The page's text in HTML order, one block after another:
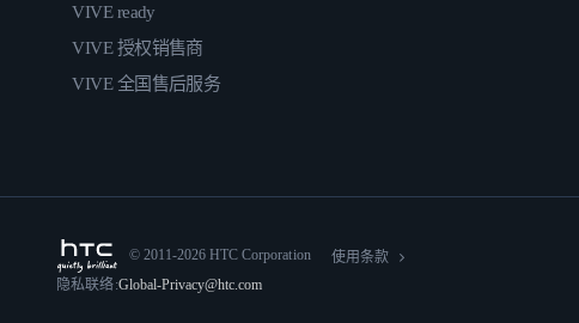
VIVE ready
VIVE 授权销售商
VIVE 全国售后服务
© 2011-2026 HTC Corporation
使用条款
隐私联络:Global-Privacy@htc.com